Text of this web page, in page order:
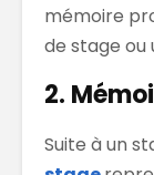
mémoire
de stage ou
2.
Suite à un